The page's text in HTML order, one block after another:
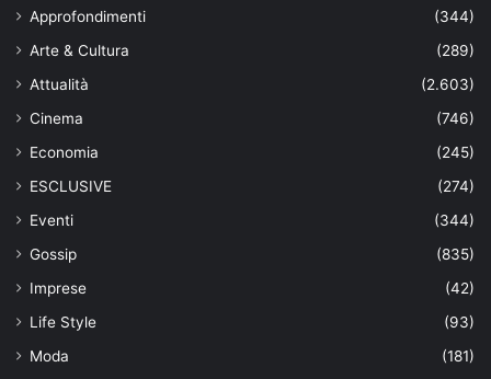
Approfondimenti
(344)
Arte & Cultura
(289)
Attualità
(2.603)
Cinema
(746)
Economia
(245)
ESCLUSIVE
(274)
Eventi
(344)
Gossip
(835)
Imprese
(42)
Life Style
(93)
Moda
(181)